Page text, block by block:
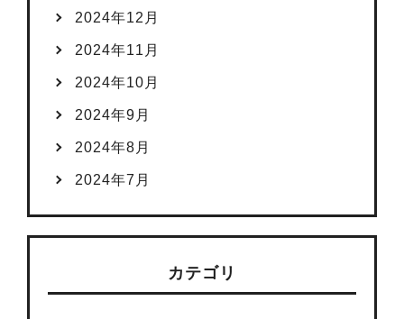
2024年12月
2024年11月
2024年10月
2024年9月
2024年8月
2024年7月
カテゴリ